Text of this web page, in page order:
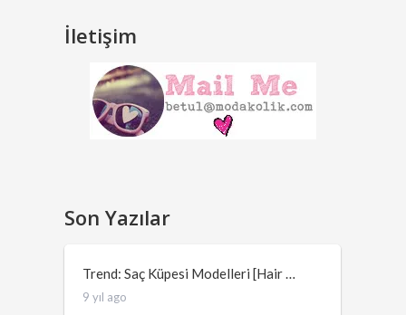
İletişim
Son Yazılar
Trend: Saç Küpesi Modelleri [Hair …
9 yıl ago